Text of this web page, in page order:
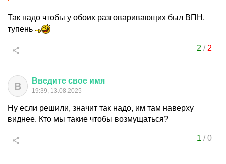
Так надо чтобы у обоих разговаривающих был ВПН,
тупень
2 / 2
В Введите свое имя
19:39, 13.08.2025
Ну если решили, значит так надо, им там наверху
виднее. Кто мы такие чтобы возмущаться?
1 /0